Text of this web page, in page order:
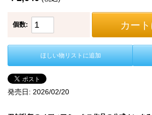
個数: カー
ほしい物リストに追加
発売日: 2026/02/20